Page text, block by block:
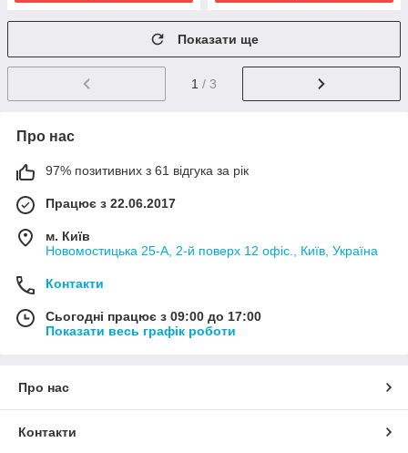
Показати ще
1 / 3
Про нас
97% позитивних з 61 відгука за рік
Працює з 22.06.2017
м. Київ
Новомостицька 25-А, 2-й поверх 12 офіс., Київ, Україна
Контакти
Сьогодні працює з 09:00 до 17:00
Показати весь графік роботи
Про нас
Контакти